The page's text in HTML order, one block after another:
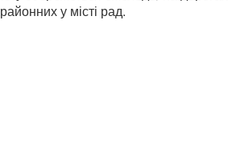
у місті рад.